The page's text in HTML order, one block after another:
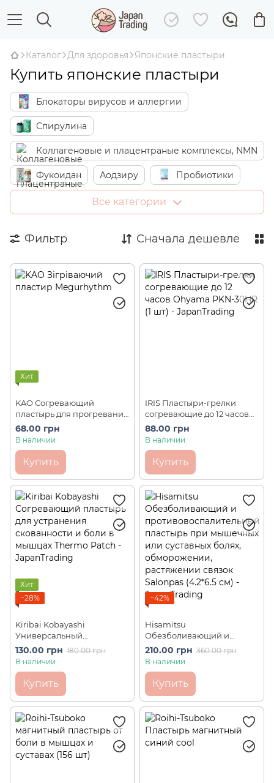
Каталог Для здоровья Японские пластыри
Купить японские пластыри
Блокаторы вирусов и аллергии
Спирулина
Коллагеновые и плацентраные комплексы, NMN
Фукоидан Аодзиру Пробиотики
Для иммунитета По симптомам
Комплексы витаминов и минералов
Аминокислоты Жирные кислоты
Для поддержания мужского здоровья
Для поддержания здоровья подростков
Травы
Все категории
Фильтр Сначала дешевле
Хит
KAO Согревающий
пластырь для прогревания
и хорошей циркуляции
крови Megurhythm Steam
68.00 грн
В наличии
Купить
IRIS Пластыри-грелки
согревающие до 12 часов
Ohyama PKN-30HR (1 шт)
88.00 грн
В наличии
Купить
Хит
−28%
Kiribai Kobayashi
Универсальный
согревающий пластырь от
мышечной и
Thermo Patch (1 шт)
130.00 грн 180.00 грн
В наличии
Купить
−42%
Hisamitsu
Обезболивающий и
противовоспалительный
пластырь при мышечных
обморожении,
растяжении связок
Salonpas (20 шт, 4.2*6.5 см)
210.00 грн 360.00 грн
В наличии
Купить